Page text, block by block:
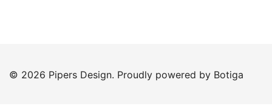
© 2026 Pipers Design. Proudly powered by Botiga